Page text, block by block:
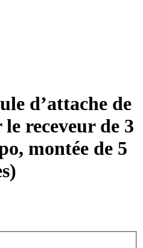
d’attache de
receveur de 3
montée de 5